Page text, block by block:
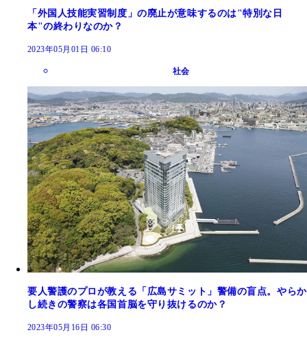
「外国人技能実習制度」の廃止が意味するのは"特別な日
本"の終わりなのか？
2023年05月01日 06:10
社会
要人警護のプロが教える「広島サミット」警備の盲点。やらか
し続きの警察は各国首脳を守り抜けるのか？
2023年05月16日 06:30